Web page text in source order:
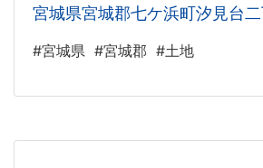
宮城県宮城郡七ケ浜町汐見台二
#宮城県 #宮城郡 #土地